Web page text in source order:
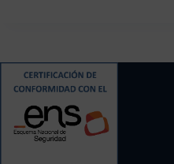
Contacto